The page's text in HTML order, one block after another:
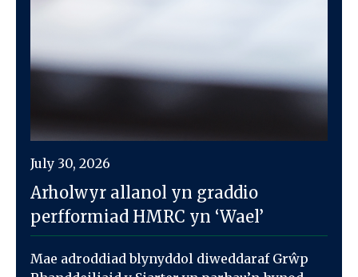
July 30, 2026
Arholwyr allanol yn graddio
perfformiad HMRC yn ‘Wael’
Mae adroddiad blynyddol diweddaraf Grŵp